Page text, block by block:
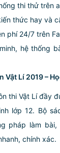
thi thử trên
thức hay và
phí 24/7 trên
hệ thống
Vật Lí 2019 –
thi Vật Lí đầy
lớp 12. Bộ
pháp làm bài,
chính xác.